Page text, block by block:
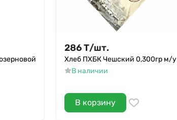
286Т/шт.
Хлеб ПХБК Чешский 0,300гр м/у
В наличии
В корзину